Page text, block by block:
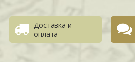
Доставка и
оплата